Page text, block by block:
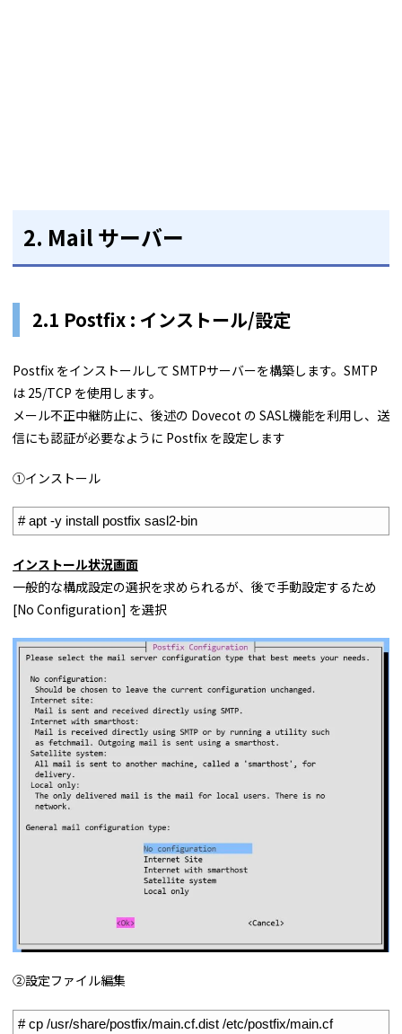
2. Mail サーバー
2.1 Postfix : インストール/設定
Postfix をインストールして SMTPサーバーを構築します。SMTP
は 25/TCP を使用します。
メール不正中継防止に、後述の Dovecot の SASL機能を利用し、送
信にも認証が必要なように Postfix を設定します
①インストール
# apt -y install postfix sasl2-bin
インストール状況画面
一般的な構成設定の選択を求められるが、後で手動設定するため
[No Configuration] を選択
②設定ファイル編集
# cp /usr/share/postfix/main.cf.dist /etc/postfix/main.cf